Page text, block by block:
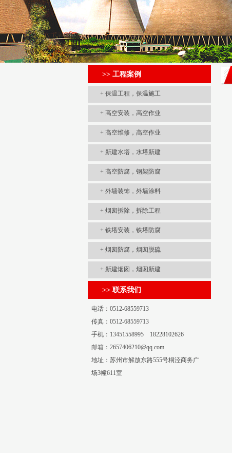
>> 工程案例
+ 保温工程，保温施工
+ 高空安装，高空作业
+ 高空维修，高空作业
+ 新建水塔，水塔新建
+ 高空防腐，钢架防腐
+ 外墙装饰，外墙涂料
+ 烟囱拆除，拆除工程
+ 铁塔安装，铁塔防腐
+ 烟囱防腐，烟囱脱硫
+ 新建烟囱，烟囱新建
>> 联系我们
电话：0512-68559713
传真：0512-68559713
手机：13451558995 18228102626
邮箱：2657406210@qq.com
地址：苏州市解放东路555号桐泾商务广
场3幢611室